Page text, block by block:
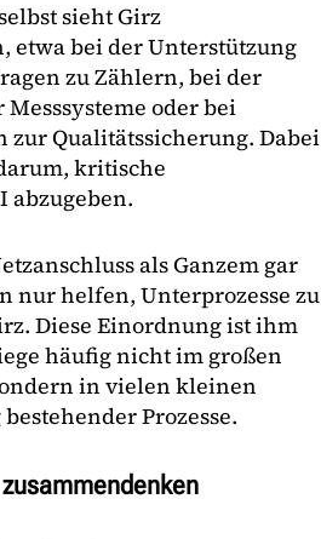
sieht Girz
etwa bei der Unterstützung
zu Zählern, bei der
oder bei
zur Qualitätssicherung. Dabei
kritische
abzugeben.
als Ganzem gar
nur helfen, Unterprozesse zu
Diese Einordnung ist ihm
häufig nicht im großen
in vielen kleinen
Prozesse.